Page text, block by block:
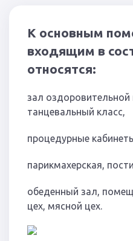
К основным
входящим в
относятся:
зал оздоровительной
танцевальный класс,
процедурные
парикмахерская,
обеденный зал,
цех, мясной цех.